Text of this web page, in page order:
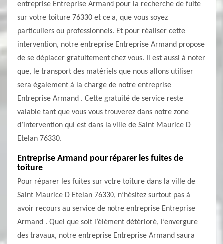
entreprise Entreprise Armand pour la recherche de fuite
sur votre toiture 76330 et cela, que vous soyez
particuliers ou professionnels. Et pour réaliser cette
intervention, notre entreprise Entreprise Armand propose
de se déplacer gratuitement chez vous. Il est aussi à noter
que, le transport des matériels que nous allons utiliser
sera également à la charge de notre entreprise
Entreprise Armand . Cette gratuité de service reste
valable tant que vous vous trouverez dans notre zone
d’intervention qui est dans la ville de Saint Maurice D
Etelan 76330.
Entreprise Armand pour réparer les fuites de
toiture
Pour réparer les fuites sur votre toiture dans la ville de
Saint Maurice D Etelan 76330, n’hésitez surtout pas à
avoir recours au service de notre entreprise Entreprise
Armand . Quel que soit l’élément détérioré, l’envergure
des travaux, notre entreprise Entreprise Armand saura